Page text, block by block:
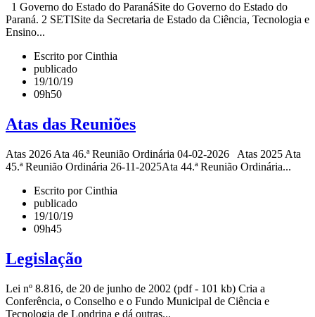
1 Governo do Estado do ParanáSite do Governo do Estado do
Paraná. 2 SETISite da Secretaria de Estado da Ciência, Tecnologia e
Ensino...
Escrito por Cinthia
publicado
19/10/19
09h50
Atas das Reuniões
Atas 2026 Ata 46.ª Reunião Ordinária 04-02-2026 Atas 2025 Ata
45.ª Reunião Ordinária 26-11-2025Ata 44.ª Reunião Ordinária...
Escrito por Cinthia
publicado
19/10/19
09h45
Legislação
Lei nº 8.816, de 20 de junho de 2002 (pdf - 101 kb) Cria a
Conferência, o Conselho e o Fundo Municipal de Ciência e
Tecnologia de Londrina e dá outras...